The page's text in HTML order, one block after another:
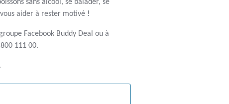
sans alcool, se balader, se
aider à rester motivé !
Facebook Buddy Deal ou à
111 00.
.